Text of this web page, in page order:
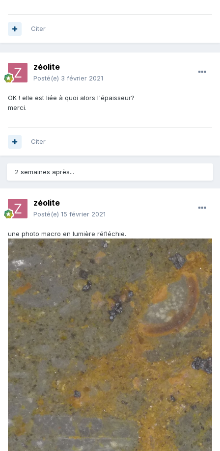
Citer
zéolite
Posté(e) 3 février 2021
OK ! elle est liée à quoi alors l'épaisseur?
merci.
Citer
2 semaines après...
zéolite
Posté(e) 15 février 2021
une photo macro en lumière réfléchie.